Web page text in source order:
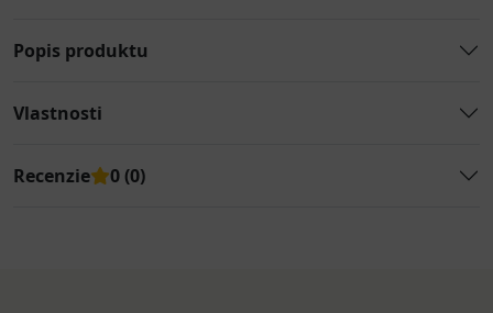
Popis produktu
Vlastnosti
Recenzie 0 (0)